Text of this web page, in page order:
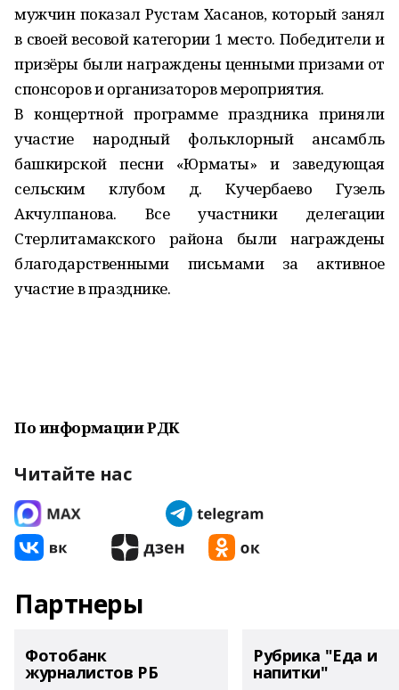
мужчин показал Рустам Хасанов, который занял
в своей весовой категории 1 место. Победители и
призёры были награждены ценными призами от
спонсоров и организаторов мероприятия.
В концертной программе праздника приняли
участие народный фольклорный ансамбль
башкирской песни «Юрматы» и заведующая
сельским клубом д. Кучербаево Гузель
Акчулпанова. Все участники делегации
Стерлитамакского района были награждены
благодарственными письмами за активное
участие в празднике.
По информации РДК
Читайте нас
Партнеры
Фотобанк
журналистов РБ
Рубрика "Еда и
напитки"